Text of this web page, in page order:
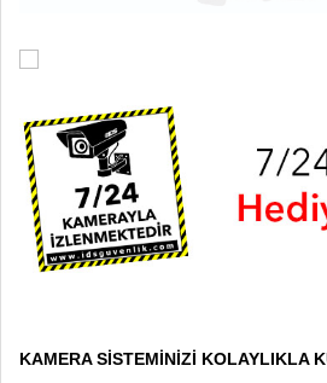
KAMERA SİSTEMİNİZİ KOLAYLIKLA